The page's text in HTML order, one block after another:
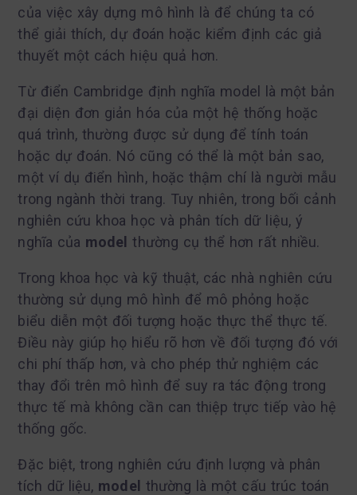
của việc xây dựng mô hình là để chúng ta có
thể giải thích, dự đoán hoặc kiểm định các giả
thuyết một cách hiệu quả hơn.
Từ điển Cambridge định nghĩa model là một bản
đại diện đơn giản hóa của một hệ thống hoặc
quá trình, thường được sử dụng để tính toán
hoặc dự đoán. Nó cũng có thể là một bản sao,
một ví dụ điển hình, hoặc thậm chí là người mẫu
trong ngành thời trang. Tuy nhiên, trong bối cảnh
nghiên cứu khoa học và phân tích dữ liệu, ý
nghĩa của model thường cụ thể hơn rất nhiều.
Trong khoa học và kỹ thuật, các nhà nghiên cứu
thường sử dụng mô hình để mô phỏng hoặc
biểu diễn một đối tượng hoặc thực thể thực tế.
Điều này giúp họ hiểu rõ hơn về đối tượng đó với
chi phí thấp hơn, và cho phép thử nghiệm các
thay đổi trên mô hình để suy ra tác động trong
thực tế mà không cần can thiệp trực tiếp vào hệ
thống gốc.
Đặc biệt, trong nghiên cứu định lượng và phân
tích dữ liệu, model thường là một cấu trúc toán